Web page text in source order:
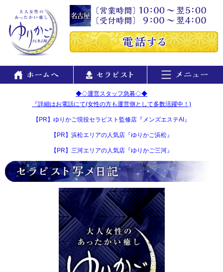
◆◇運営スタッフ急募◇◆
『詳細はお電話にて(女性の方も運営側として多数活躍中！)
【PR】ゆりかご現役セラピスト監修店『メンズエステAI』
【PR】浜松エリアの人気店『ゆりかご浜松』
【PR】三河エリアの人気店『ゆりかご三河』